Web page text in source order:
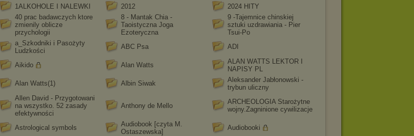
1ALKOHOLE I NALEWKI
2012
2024 HITY
40 prac badawczych ktore
zmienily oblicze
przychologii
8 - Mantak Chia -
Taoistyczna Joga
Ezoteryczna
9 -Tajemnice chinskiej
sztuki uzdrawiania - Pier
Tsui-Po
a_Szkodniki i Pasożyty
Ludzkości
ABC Psa ADI
Aikido Alan Watts
ALAN WATTS LEKTOR I
NAPISY PL
Alan Watts(1)
Albin Siwak
Aleksander Jabłonowski -
trybun uliczny
Allen David - Przygotowani
na wszystko. 52 zasady
efektywności
Anthony de Mello
ARCHEOLOGIA Starożytne
wojny.Zagninione cywilizacje
Astrological symbols
Audiobook [czyta M.
Ostaszewska]
Audiobooki